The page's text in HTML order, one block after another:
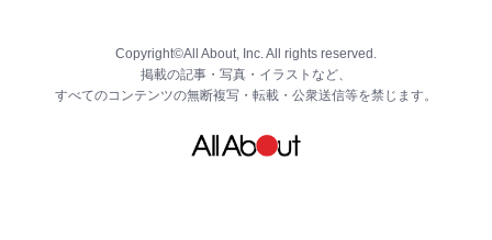
Copyright©All About, Inc. All rights reserved.
掲載の記事・写真・イラストなど、
すべてのコンテンツの無断複写・転載・公衆送信等を禁じます。